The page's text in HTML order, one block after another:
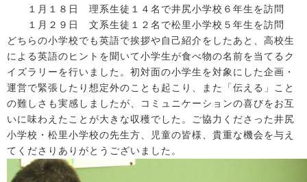
１月１８日 理系生徒１４名で井尻小学校６年生を訪問
１月２９日 文系生徒１２名で松里小学校５年生を訪問
どちらの小学校でも英語で挨拶や自己紹介をしたあと、高校生
による英語のヒントを聞いて小学生が食べ物の名前を当てるク
イズラリーを行いました。初対面の小学生を対象にした企画・
運営で緊張したり想定外のことも起こり、また「伝える」こと
の難しさも実感しましたが、コミュニケーションの喜びをお互
いに味わえたことが大きな収穫でした。ご協力くださった井尻
小学校・松里小学校の先生方、児童の皆様、貴重な機会を与え
てくださりありがとうございました。